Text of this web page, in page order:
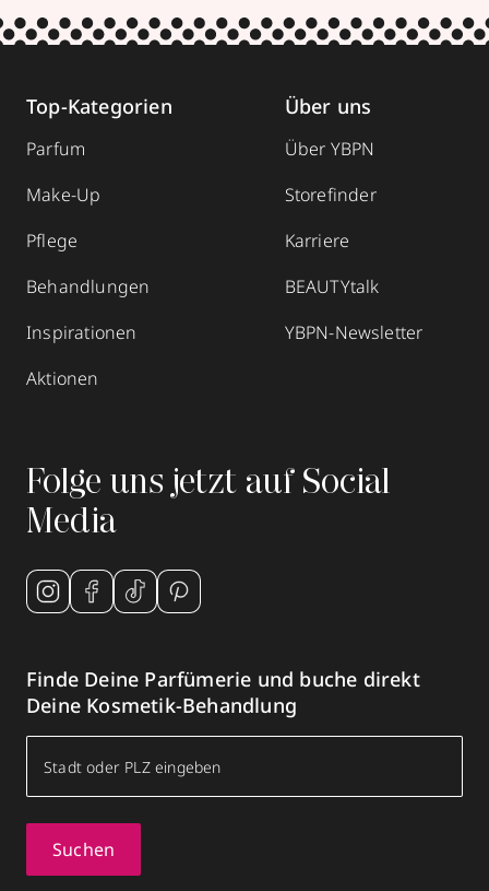
Top-Kategorien
Parfum
Make-Up
Pflege
Behandlungen
Inspirationen
Aktionen
Über uns
Über YBPN
Storefinder
Karriere
BEAUTYtalk
YBPN-Newsletter
Folge uns jetzt auf Social
Media
Finde Deine Parfümerie und buche direkt
Deine Kosmetik-Behandlung
Suchen